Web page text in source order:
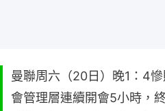
曼聯周六（20日）晚1：4
會管理層連續開會5小時，